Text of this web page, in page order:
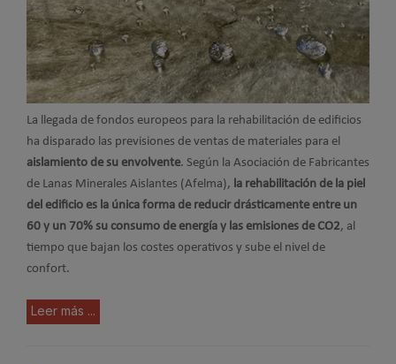
La llegada de fondos europeos para la rehabilitación de edificios
ha disparado las previsiones de ventas de materiales para el
aislamiento de su envolvente. Según la Asociación de Fabricantes
de Lanas Minerales Aislantes (Afelma), la rehabilitación de la piel
del edificio es la única forma de reducir drásticamente entre un
60 y un 70% su consumo de energía y las emisiones de CO2, al
tiempo que bajan los costes operativos y sube el nivel de
confort.
Leer más ...